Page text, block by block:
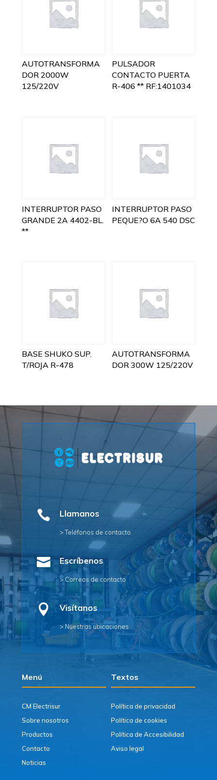
AUTOTRANSFORMA
DOR 2000W
125/220V
PULSADOR
CONTACTO PUERTA
R-406 ** RF:1401034
INTERRUPTOR PASO
GRANDE 2A 4402-BL.
**
INTERRUPTOR PASO
PEQUE?O 6A 540 DSC
BASE SHUKO SUP.
T/ROJA R-478
AUTOTRANSFORMA
DOR 300W 125/220V
 Llamanos
> Teléfonos de contacto
 Escríbenos
> Correos de contacto
 Visítanos
> Nuestras ubicaciones
Menú Textos
CM Electrisur
Sobre nosotros
Productos
Contacto
Noticias
Política de privacidad
Política de cookies
Política de Accesibilidad
Aviso legal